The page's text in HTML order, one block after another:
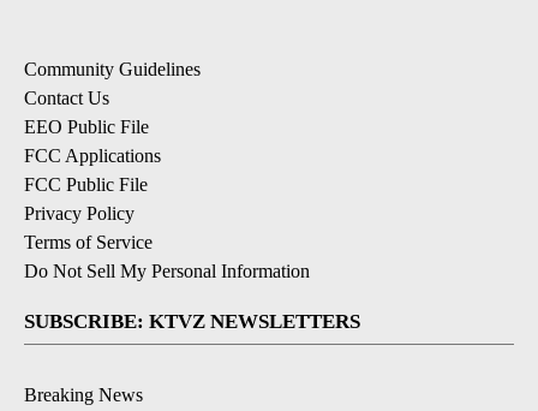
Community Guidelines
Contact Us
EEO Public File
FCC Applications
FCC Public File
Privacy Policy
Terms of Service
Do Not Sell My Personal Information
SUBSCRIBE: KTVZ NEWSLETTERS
Breaking News